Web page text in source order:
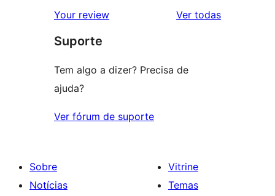
2
com
1
Your review Ver todasavaliações
Suporte
Tem algo a dizer? Precisa de
ajuda?
Ver fórum de suporte
Sobre
Notícias
Vitrine
Temas